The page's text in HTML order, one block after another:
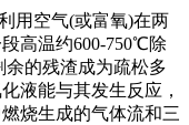
用空气(或富氧)在两
高温约600-750℃除
的残渣成为疏松多
液能与其发生反应，
烧生成的气体流和三